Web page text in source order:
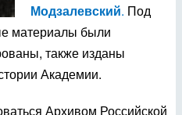
Модзалевский. Под
материалы были
также изданы
Академии.
Архивом Российской